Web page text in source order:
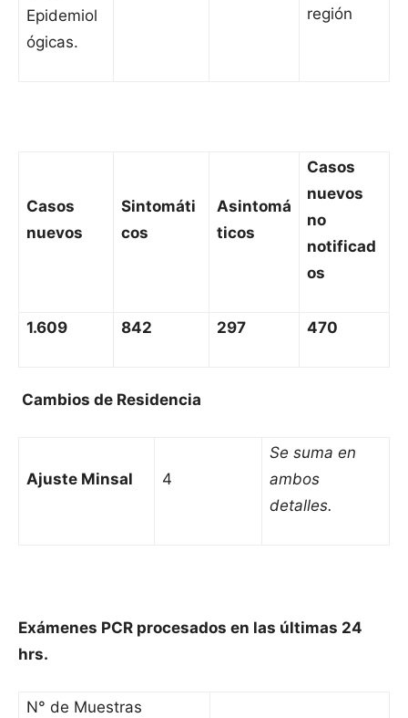
Epidemiol
ógicas.
región
Casos
nuevos
Sintomáti
cos
Asintomá
ticos
Casos
nuevos
no
notificad
os
1.609 842 297 470
Cambios de Residencia
Ajuste Minsal 4
Se suma en
ambos
detalles.
Exámenes PCR procesados en las últimas 24
hrs.
N° de Muestras